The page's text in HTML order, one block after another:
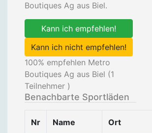
Boutiques Ag aus Biel.
Kann ich empfehlen!
Kann ich nicht empfehlen!
100% empfehlen Metro
Boutiques Ag aus Biel (1
Teilnehmer )
Benachbarte Sportläden
Nr Name Ort